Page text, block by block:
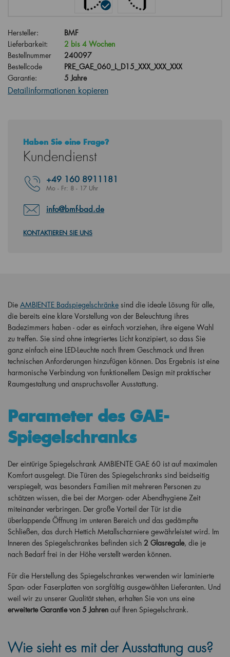
Hersteller:
BMF
Lieferbarkeit:
2 bis 4 Wochen
Bestellnummer
240097
Bestellcode
PRE_GAE_060_L_D15_XXX_XXX_XXX
Garantie:
5 Jahre
Detailinformationen kopieren
Haben Sie eine Frage?
Kundendienst
+49 160 8911181
Mo - Fr: 8 - 17 Uhr
info@bmf-bad.de
KONTAKTIEREN SIE UNS
Die AMBIENTE Badspiegelschränke sind die ideale Lösung für alle,
die bereits eine klare Vorstellung von der Beleuchtung ihres
Badezimmers haben - oder es einfach vorziehen, ihre eigene Wahl
zu treffen. Sie sind ohne integriertes Licht konzipiert, so dass Sie
ganz einfach eine LED-Leuchte nach Ihrem Geschmack und Ihren
technischen Anforderungen hinzufügen können. Das Ergebnis ist eine
harmonische Verbindung von funktionellem Design mit praktischer
Raumgestaltung und anspruchsvoller Ausstattung.
Parameter des GAE-
Spiegelschranks
Der eintürige Spiegelschrank AMBIENTE GAE 60 ist auf maximalen
Komfort ausgelegt. Die Türen des Spiegelschranks sind beidseitig
verspiegelt, was besonders Familien mit mehreren Personen zu
schätzen wissen, die bei der Morgen- oder Abendhygiene Zeit
miteinander verbringen. Der große Vorteil der Tür ist die
überlappende Öffnung im unteren Bereich und das gedämpfte
Schließen, das durch Hettich Metallscharniere gewährleistet wird. Im
Inneren des Spiegelschrankes befinden sich 2 Glasregale, die je
nach Bedarf frei in der Höhe verstellt werden können.
Für die Herstellung des Spiegelschrankes verwenden wir laminierte
Span- oder Faserplatten von sorgfältig ausgewählten Lieferanten. Und
weil wir zu unserer Qualität stehen, erhalten Sie von uns eine
erweiterte Garantie von 5 Jahren auf Ihren Spiegelschrank.
Wie sieht es mit der Ausstattung aus?